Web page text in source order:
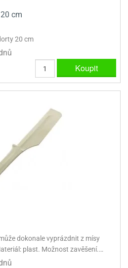
cm
20 cm
Koupit
dokonale vyprázdnit z mísy
plast. Možnost zavěšení.…